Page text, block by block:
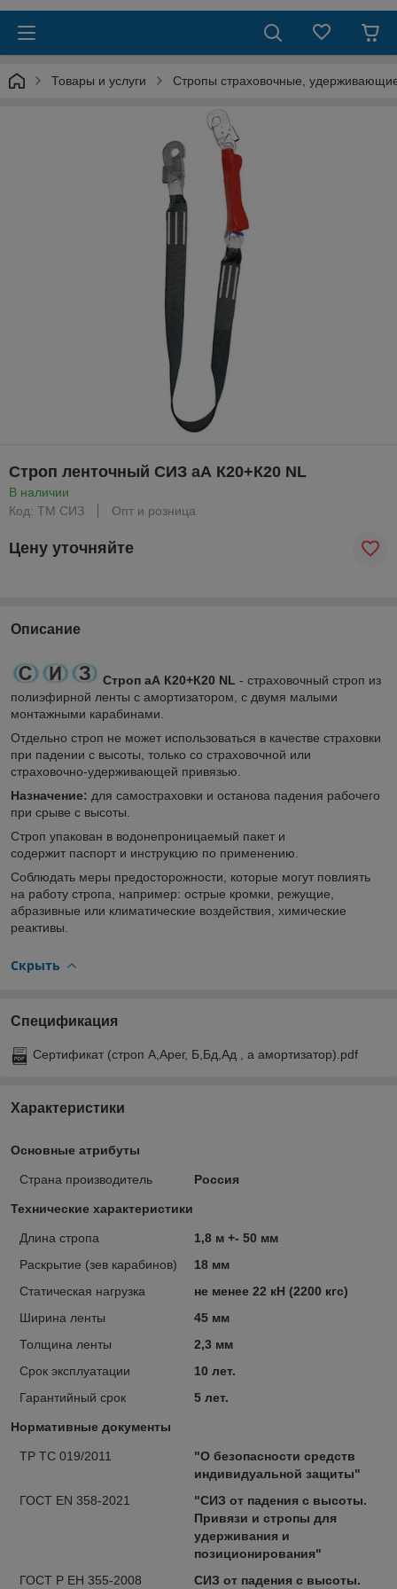
Товары и услуги Стропы страховочные,
Строп ленточный СИЗ аА К20+К20 NL
В наличии
Код: ТМ СИЗ
Опт и розница
Цену уточняйте
Описание
Строп аА К20+К20 NL - страховочный строп из
полиэфирной ленты с амортизатором, с двумя малыми
монтажными карабинами.
Отдельно строп не может использоваться в качестве страховки
при падении с высоты, только со страховочной или
страховочно-удерживающей привязью.
Назначение: для самостраховки и останова падения рабочего
при срыве с высоты.
Строп упакован в водонепроницаемый пакет и
содержит паспорт и инструкцию по применению.
Соблюдать меры предосторожности, которые могут повлиять
на работу стропа, например: острые кромки, режущие,
абразивные или климатические воздействия, химические
реактивы.
Скрыть
Спецификация
Сертификат (строп А,Арег, Б,Бд,Ад , а амортизатор).pdf
Характеристики
Основные атрибуты
Страна производитель Россия
Технические характеристики
Длина стропа
1,8 м +- 50 мм
Раскрытие (зев карабинов)
18 мм
Статическая нагрузка
не менее 22 кН (2200 кгс)
Ширина ленты
45 мм
Толщина ленты
2,3 мм
Срок эксплуатации
10 лет.
Гарантийный срок
5 лет.
Нормативные документы
ТР ТС 019/2011
"О безопасности средств
индивидуальной защиты"
ГОСТ EN 358-2021
"СИЗ от падения с высоты.
Привязи и стропы для
удерживания и
позиционирования"
ГОСТ Р ЕН 355-2008
СИЗ от падения с высоты.